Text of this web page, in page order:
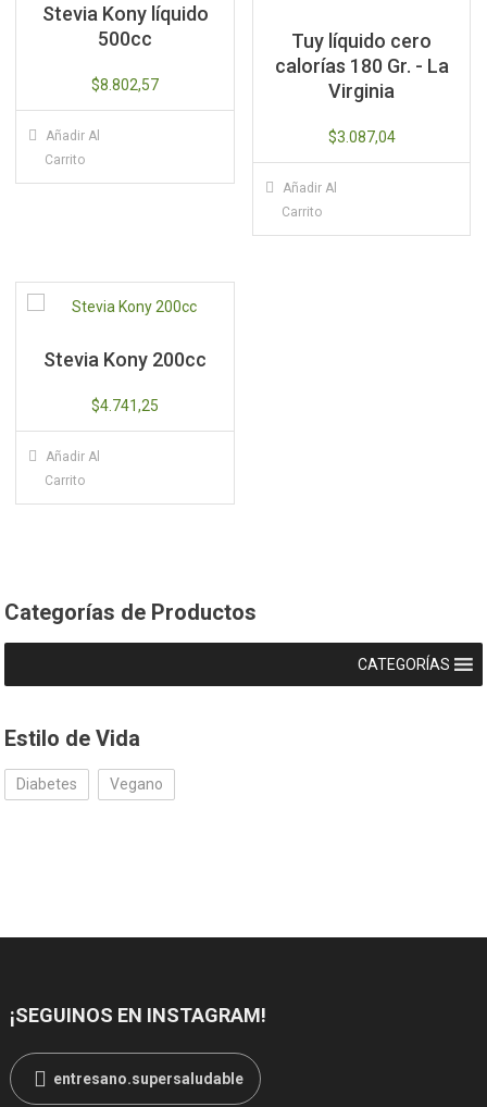
Stevia Kony líquido
500cc
$8.802,57
Añadir Al
Carrito
Tuy líquido cero
calorías 180 Gr. - La
Virginia
$3.087,04
Añadir Al
Carrito
Stevia Kony 200cc
$4.741,25
Añadir Al
Carrito
Categorías de Productos
CATEGORÍAS
Estilo de Vida
Diabetes Vegano
¡SEGUINOS EN INSTAGRAM!
entresano.supersaludable